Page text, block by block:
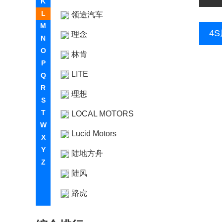
L
M
N
O
P
Q
R
S
T
W
X
Y
Z
领途汽车
理念
林肯
LITE
理想
LOCAL MOTORS
Lucid Motors
陆地方舟
陆风
路虎
4S